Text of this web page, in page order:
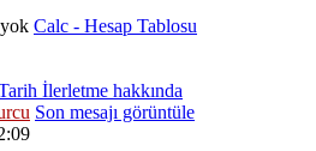
Calc - Hesap Tablosu
İlerletme hakkında
Son mesajı görüntüle